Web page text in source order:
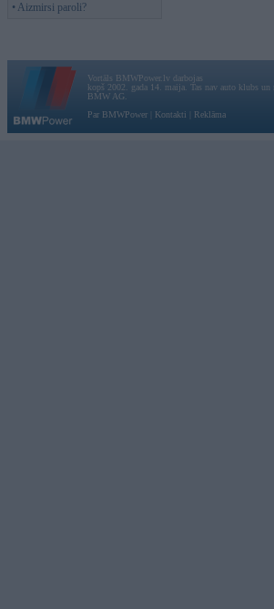
• Aizmirsi paroli?
Vortāls BMWPower.lv darbojas
kopš 2002. gada 14. maija. Tas nav auto klubs un
BMW AG.
Par BMWPower
Kontakti Reklāma